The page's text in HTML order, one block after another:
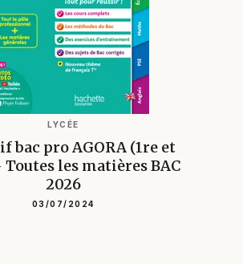
LYCÉE
bac pro AGORA (1re et
les matières BAC
2026
03/07/2024